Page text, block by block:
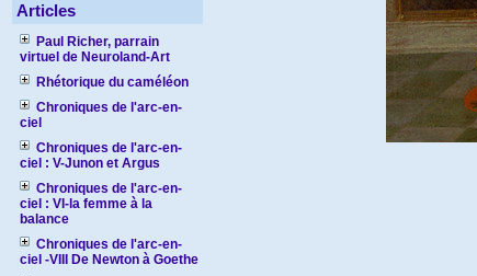
Articles
Paul Richer, parrain
virtuel de Neuroland-Art
Rhétorique du caméléon
Chroniques de l'arc-en-
ciel
Chroniques de l'arc-en-
ciel : V-Junon et Argus
Chroniques de l'arc-en-
ciel : VI-la femme à la
balance
Chroniques de l'arc-en-
ciel -VIII De Newton à Goethe